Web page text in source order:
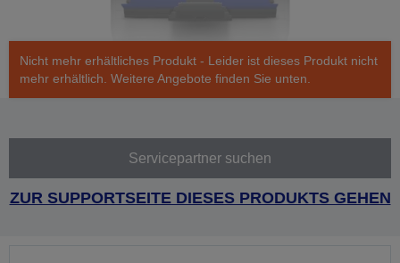
Nicht mehr erhältliches Produkt - Leider ist dieses Produkt nicht
mehr erhältlich. Weitere Angebote finden Sie unten.
Servicepartner suchen
ZUR SUPPORTSEITE DIESES PRODUKTS GEHEN